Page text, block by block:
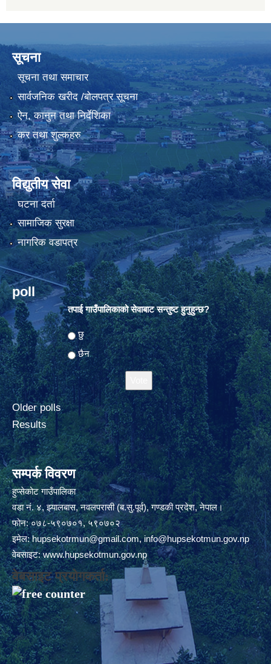
सूचना
सूचना तथा समाचार
सार्वजनिक खरीद /बोलपत्र सूचना
ऐन, कानुन तथा निर्देशिका
कर तथा शुल्कहरु
विद्युतीय सेवा
घटना दर्ता
सामाजिक सुरक्षा
नागरिक वडापत्र
poll
तपाई गाउँपालिकाको सेवाबाट सन्तुष्ट हुनुहुन्छ?
Choices
छु
छैन
Older polls
Results
सम्पर्क विवरण
हुप्सेकोट गाउँपालिका
वडा नं. ४, झ्यालबास, नवलपरासी (ब.सु.पूर्व), गण्डकी प्रदेश, नेपाल।
फोन: ०७८-५९०७०१, ५९०७०२
इमेल:hupsekotrmun@gmail.com,info@hupsekotmun.gov.np
वेबसाइट:www.hupsekotmun.gov.np
वेबसाइट प्रयोगकर्ता: